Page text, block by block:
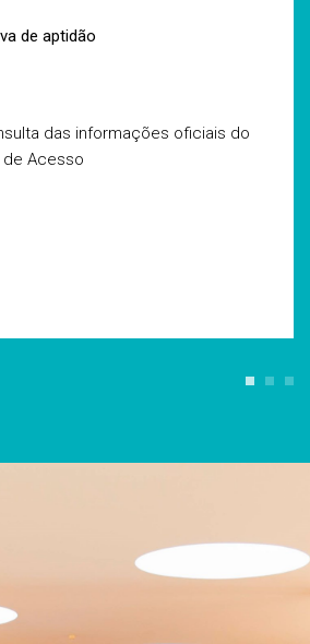
de aptidão
das informações oficiais do
de Acesso